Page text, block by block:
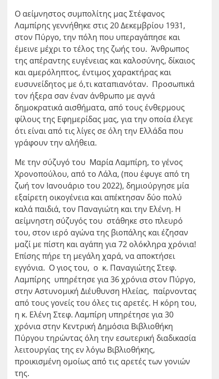
Ο αείμνηστος συμπολίτης μας Στέφανος
Λαμπίρης γεννήθηκε στις 20 Δεκεμβρίου 1931,
στον Πύργο, την πόλη που υπεραγάπησε και
έμεινε μέχρι το τέλος της ζωής του. Άνθρωπος
της απέραντης ευγένειας και καλοσύνης, δίκαιος
και αμερόληπτος, έντιμος χαρακτήρας και
ευσυνείδητος με ό,τι καταπιανόταν. Προσωπικά
τον ήξερα σαν έναν άνθρωπο με αγνά
δημοκρατικά αισθήματα, από τους ένθερμους
φίλους της Εφημερίδας μας, για την οποία έλεγε
ότι είναι από τις λίγες σε όλη την Ελλάδα που
γράφουν την αλήθεια.
Με την σύζυγό του Μαρία Λαμπίρη, το γένος
Χρονοπούλου, από το Λάλα, (που έφυγε από τη
ζωή τον Ιανουάριο του 2022), δημιούργησε μία
εξαίρετη οικογένεια και απέκτησαν δύο πολύ
καλά παιδιά, τον Παναγιώτη και την Ελένη. Η
αείμνηστη σύζυγός του στάθηκε στο πλευρό
του, στον ιερό αγώνα της βιοπάλης και έζησαν
μαζί με πίστη και αγάπη για 72 ολόκληρα χρόνια!
Επίσης πήρε τη μεγάλη χαρά, να αποκτήσει
εγγόνια. Ο γιος του, ο κ. Παναγιώτης Στεφ.
Λαμπίρης υπηρέτησε για 36 χρόνια στον Πύργο,
στην Αστυνομική Διέυθυνση Ηλείας, παίρνοντας
από τους γονείς του όλες τις αρετές. Η κόρη του,
η κ. Ελένη Στεφ. Λαμπίρη υπηρέτησε για 30
χρόνια στην Κεντρική Δημόσια Βιβλιοθήκη
Πύργου τηρώντας όλη την εσωτερική διαδικασία
λειτουργίας της εν λόγω Βιβλιοθήκης,
προικισμένη ομοίως από τις αρετές των γονιών
της.